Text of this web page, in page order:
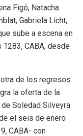
Figó, Natacha
Gabriela Licht,
sube a escena en
CABA, desde
de los regresos
la oferta de la
Soledad Silveyra
el seis de enero
CABA- con